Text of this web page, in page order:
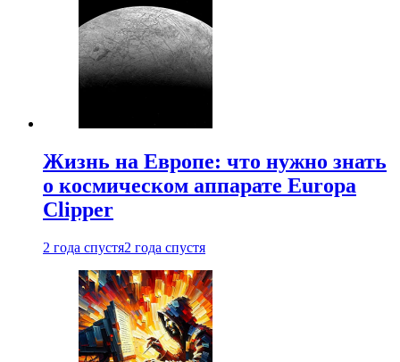
Жизнь на Европе: что нужно знать
о космическом аппарате Europa
Clipper
2 года спустя2 года спустя